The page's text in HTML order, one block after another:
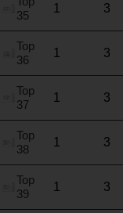
35
1 3
Top
36
1 3
Top
37
1 3
Top
38
1 3
Top
39
1 3